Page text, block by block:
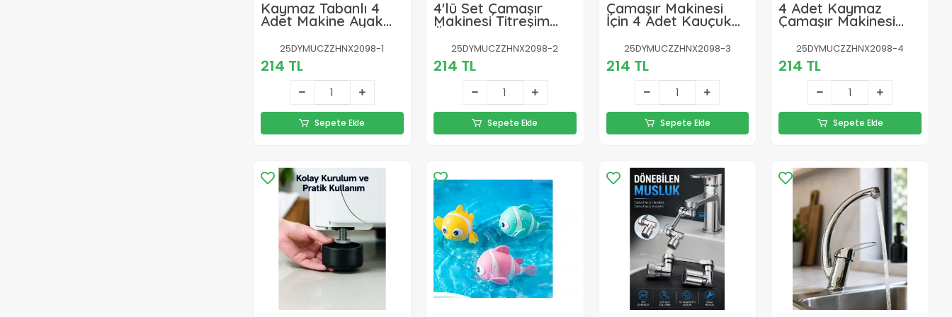
Kaymaz Tabanlı 4
Adet Makine Ayak
25DYMUCZZHNX2098-1
214 TL
Sepete Ekle
4'lü Set Çamaşır
Makinesi Titreşim
Önleyici Ped
25DYMUCZZHNX2098-2
214 TL
Sepete Ekle
Çamaşır Makinesi
İçin 4 Adet Kauçuk
Ayak Pedi
25DYMUCZZHNX2098-3
214 TL
Sepete Ekle
4 Adet Kaymaz
Çamaşır Makinesi
Ayak Altlığı
25DYMUCZZHNX2098-4
214 TL
Sepete Ekle